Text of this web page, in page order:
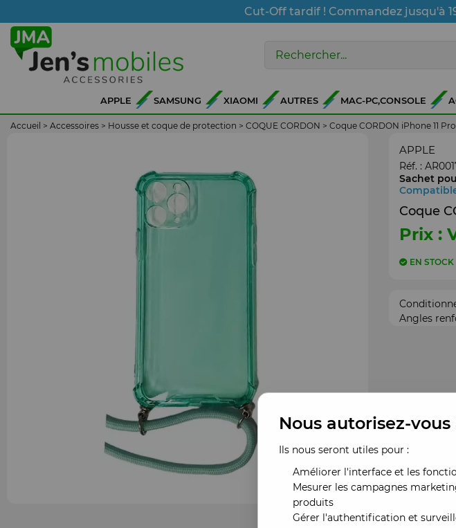
Cut-Off tardif ! Commandez jusqu'à
APPLE SAMSUNG XIAOMI AUTRES MAC-PC,CONSOLE
Accueil > Accessoires > Housse et coque de protection > COQUE CORDON > Coque CORDON iPhone 11
APPLE
Réf. :
Sachet
Coque
Prix :
EN STOCK
Angles
Nous autorisez-
Ils nous seront utiles pour :
Améliorer l'interface et les
Mesurer les campagnes
produits
Gérer l'authentification et